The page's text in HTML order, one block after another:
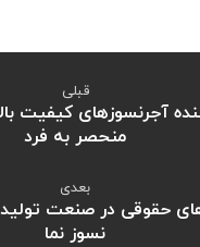
قبلی
آجرنسوزهای کیفیت
منحصر به فرد
بعدی
حقوقی در صنعت
نسوز نما